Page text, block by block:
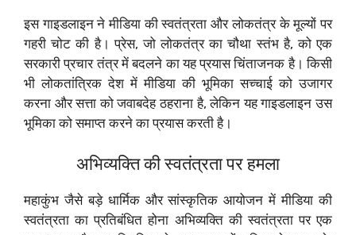
इस गाइडलाइन ने मीडिया की स्वतंत्रता और लोकतंत्र के मूल्यों पर
गहरी चोट की है। प्रेस, जो लोकतंत्र का चौथा स्तंभ है, को एक
सरकारी प्रचार तंत्र में बदलने का यह प्रयास चिंताजनक है। किसी
भी लोकतांत्रिक देश में मीडिया की भूमिका सच्चाई को उजागर
करना और सत्ता को जवाबदेह ठहराना है, लेकिन यह गाइडलाइन उस
भूमिका को समाप्त करने का प्रयास करती है।
अभिव्यक्ति की स्वतंत्रता पर हमला
महाकुंभ जैसे बड़े धार्मिक और सांस्कृतिक आयोजन में मीडिया की
स्वतंत्रता का प्रतिबंधित होना अभिव्यक्ति की स्वतंत्रता पर एक